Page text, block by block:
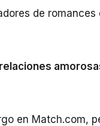
de romances
en Match.com,